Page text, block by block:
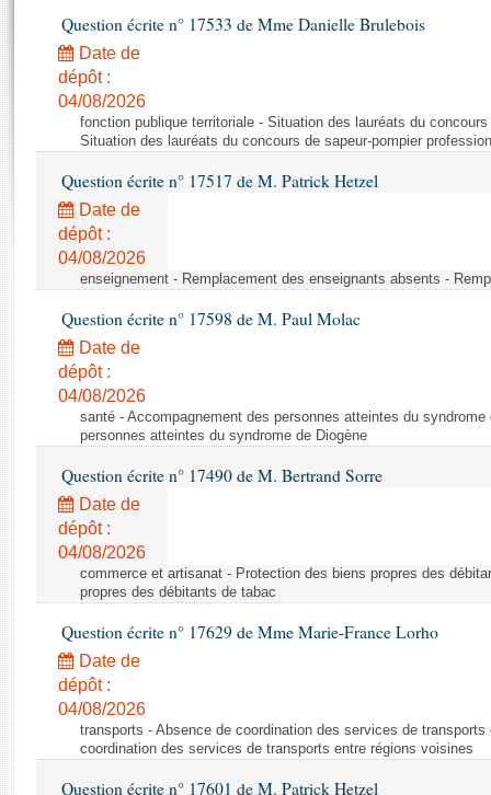
Projets de loi
Propositions de loi
Amendements
Textes adoptés
Rapports législatifs
Rapports sur l'application des lois
Baromètre de l’application des lois
Dossiers législatifs
Budget et sécurité sociale
Questions écrites et orales
Comptes rendus des débats
Histoire
Juniors
Anciennes législatures
Contacts et plan d'accès
Photos libres de droit
Question écrite n° 17533 de Mme Danielle Brulebois
Date de
dépôt :
04/08/2026
fonction publique territoriale - Situation des lauréats du
Situation des lauréats du concours de sapeur-pompier
Question écrite n° 17517 de M. Patrick Hetzel
Date de
dépôt :
04/08/2026
enseignement - Remplacement des enseignants absents -
Question écrite n° 17598 de M. Paul Molac
Date de
dépôt :
04/08/2026
santé - Accompagnement des personnes atteintes du
personnes atteintes du syndrome de Diogène
Question écrite n° 17490 de M. Bertrand Sorre
Date de
dépôt :
04/08/2026
commerce et artisanat - Protection des biens propres des
propres des débitants de tabac
Question écrite n° 17629 de Mme Marie-France Lorho
Date de
dépôt :
04/08/2026
transports - Absence de coordination des services de
coordination des services de transports entre régions voisines
Question écrite n° 17601 de M. Patrick Hetzel